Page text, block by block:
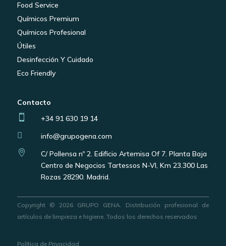
Food Service
Químicos Premium
Químicos Profesional
Útiles
Desinfección Y Cuidado
Eco Friendly
Contacto
 +34 91 630 19 14
 info@grupogena.com

C/ Pollensa nº 2. Edificio Artemisa Of 7. Planta Baja
Centro de Negocios Tartessos N-VI, Km 23.300 Las
Rozas 28290. Madrid.
Copyright © 2026 GRUPO GENA. Distribución profesional de
artículos de limpieza e higiene. Todos los derechos reservados
Política de Privacidad